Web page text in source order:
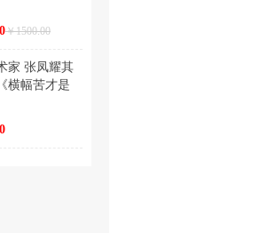
￥1500.00
家 张凤耀其
横幅苦才是